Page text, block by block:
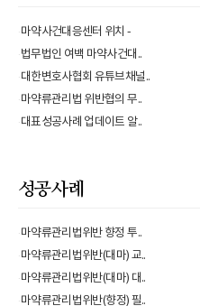
마약사건대응센터 위치 -
법무법인 여백 마약사건대..
대한변호사협회 유튜브채널..
마약류관리법 위반협의 무..
대표성공사례 업데이트 알..
성공사례
마약류관리법위반 향정 투..
마약류관리법위반(대마) 교..
마약류관리법위반(대마) 대..
마약류관리법위반(향정) 필..